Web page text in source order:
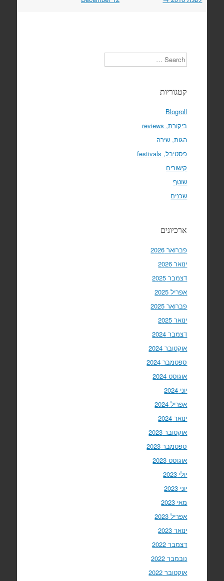
Search
קטגוריות
Blogroll
ביקורת, reviews
הגות, שירה
פסטיבל, festivals
קישורים
שוטף
שכנים
ארכיונים
פברואר 2026
ינואר 2026
דצמבר 2025
אפריל 2025
פברואר 2025
ינואר 2025
דצמבר 2024
אוקטובר 2024
ספטמבר 2024
אוגוסט 2024
יוני 2024
אפריל 2024
ינואר 2024
אוקטובר 2023
ספטמבר 2023
אוגוסט 2023
יולי 2023
יוני 2023
מאי 2023
אפריל 2023
ינואר 2023
דצמבר 2022
נובמבר 2022
אוקטובר 2022